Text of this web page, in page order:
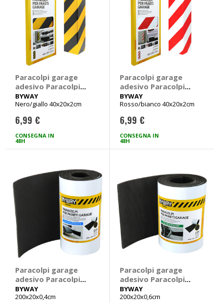
Paracolpi garage
adesivo Paracolpi
per pareti angolari -
BYWAY
BYWAY
Nero/giallo 40x20x2cm
6,99 €
CONSEGNA IN
48H
Paracolpi garage
adesivo Paracolpi
per pareti angolari -
BYWAY
BYWAY
Rosso/bianco 40x20x2cm
6,99 €
CONSEGNA IN
48H
Paracolpi garage
adesivo Paracolpi
per pareti garage -
BYWAY
BYWAY
200x20x0,4cm
Paracolpi garage
adesivo Paracolpi
per pareti garage -
BYWAY
BYWAY
200x20x0,6cm